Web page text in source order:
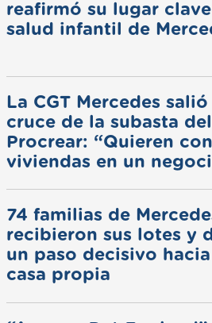
reafirmó su lugar
salud infantil de
La CGT Mercedes salió
cruce de la subasta del
Procrear: “Quieren
viviendas en un
74 familias de
recibieron sus lotes y
un paso decisivo
casa propia